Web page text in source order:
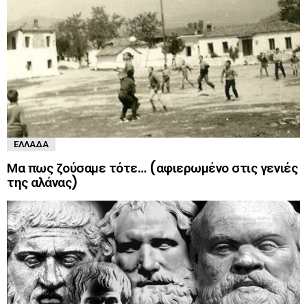
ΕΛΛΆΔΑ
Μα πως ζούσαμε τότε… (αφιερωμένο στις γενιές
της αλάνας)